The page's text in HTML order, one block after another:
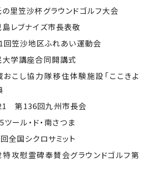
里笠沙杯グラウンドゴルフ大会
レブナイズ市長表敬
笠沙地区ふれあい運動会
学講座合同開講式
こし協力隊移住体験施設「ここきよ
第136回九州市長会
ール・ド・南さつま
国シクロサミット
攻慰霊碑奉賛会グラウンドゴルフ第